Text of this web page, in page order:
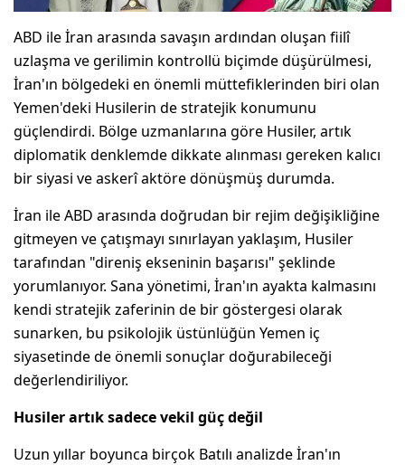
ABD ile İran arasında savaşın ardından oluşan fiilî
uzlaşma ve gerilimin kontrollü biçimde düşürülmesi,
İran'ın bölgedeki en önemli müttefiklerinden biri olan
Yemen'deki Husilerin de stratejik konumunu
güçlendirdi. Bölge uzmanlarına göre Husiler, artık
diplomatik denklemde dikkate alınması gereken kalıcı
bir siyasi ve askerî aktöre dönüşmüş durumda.
İran ile ABD arasında doğrudan bir rejim değişikliğine
gitmeyen ve çatışmayı sınırlayan yaklaşım, Husiler
tarafından "direniş ekseninin başarısı" şeklinde
yorumlanıyor. Sana yönetimi, İran'ın ayakta kalmasını
kendi stratejik zaferinin de bir göstergesi olarak
sunarken, bu psikolojik üstünlüğün Yemen iç
siyasetinde de önemli sonuçlar doğurabileceği
değerlendiriliyor.
Husiler artık sadece vekil güç değil
Uzun yıllar boyunca birçok Batılı analizde İran'ın